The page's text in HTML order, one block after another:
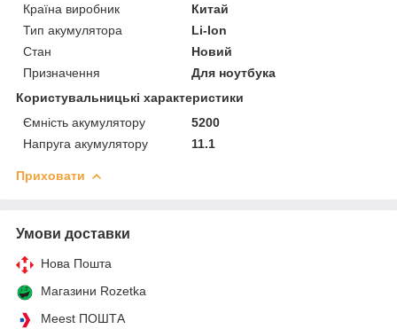
Країна виробник
Китай
Тип акумулятора
Li-Ion
Стан
Новий
Призначення
Для ноутбука
Користувальницькі характеристики
Ємність акумулятору
5200
Напруга акумулятору
11.1
Приховати
Умови доставки
Нова Пошта
Магазини Rozetka
Meest ПОШТА